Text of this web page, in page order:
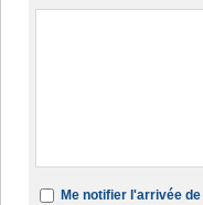
Me notifier l'arrivée